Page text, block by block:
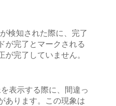
検知された際に、完了
が完了とマークされる
が完了していません。
表示する際に、間違っ
あります。この現象は